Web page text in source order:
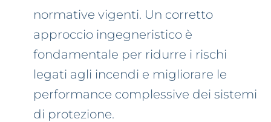
normative vigenti. Un corretto
approccio ingegneristico è
fondamentale per ridurre i rischi
legati agli incendi e migliorare le
performance complessive dei sistemi
di protezione.